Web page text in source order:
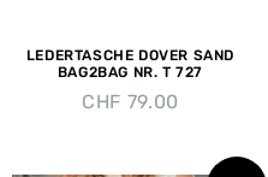
LEDERTASCHE DOVER SAND
BAG2BAG NR. T 727
CHF 79.00